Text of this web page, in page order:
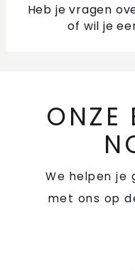
Heb je vragen
of wil je
ONZE
We helpen je
met ons op